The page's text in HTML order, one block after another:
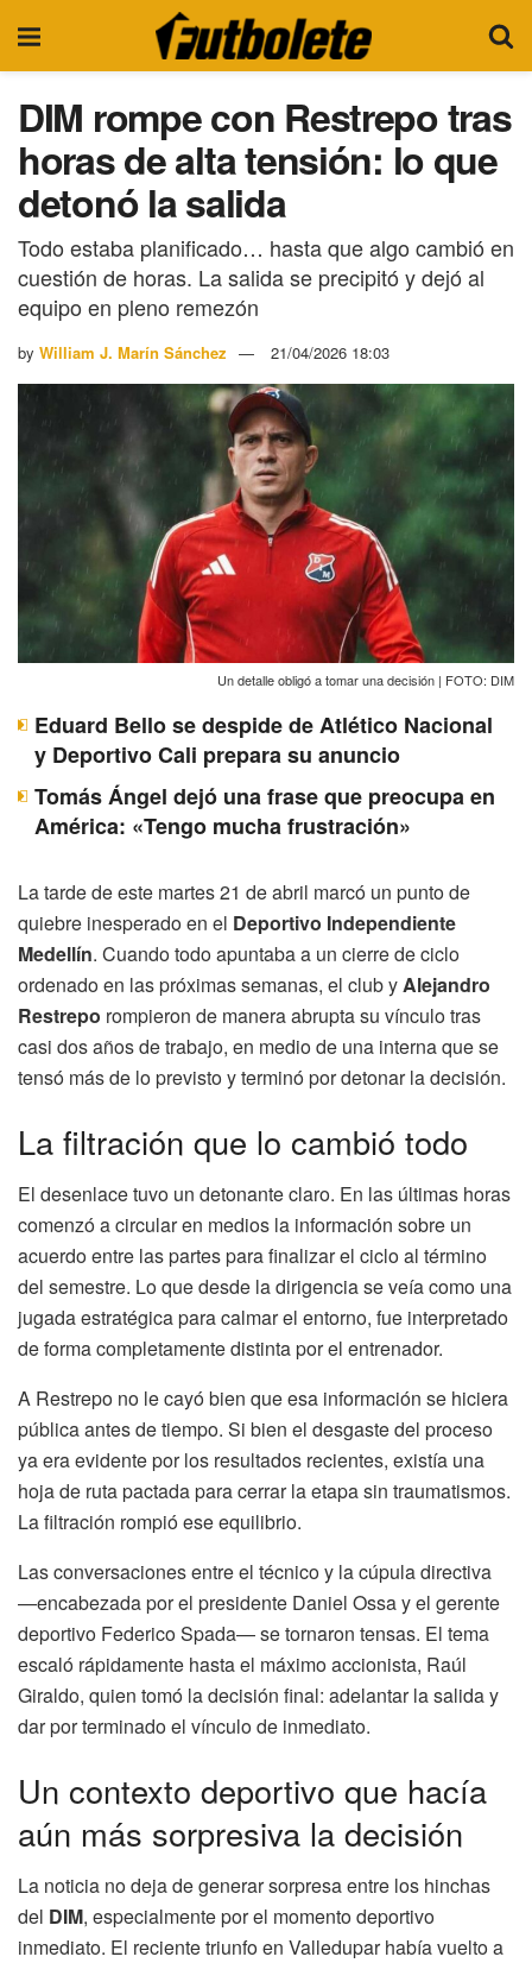
DIM rompe con Restrepo tras
horas de alta tensión: lo que
detonó la salida
Todo estaba planificado… hasta que algo cambió en
cuestión de horas. La salida se precipitó y dejó al
equipo en pleno remezón
by William J. Marín Sánchez 21/04/2026 18:03
Un detalle obligó a tomar una decisión | FOTO: DIM
Eduard Bello se despide de Atlético Nacional
y Deportivo Cali prepara su anuncio
Tomás Ángel dejó una frase que preocupa en
América: «Tengo mucha frustración»
La tarde de este martes 21 de abril marcó un punto de
quiebre inesperado en el Deportivo Independiente
Medellín. Cuando todo apuntaba a un cierre de ciclo
ordenado en las próximas semanas, el club yAlejandro
Restrepo rompieron de manera abrupta su vínculo tras
casi dos años de trabajo, en medio de una interna que se
tensó más de lo previsto y terminó por detonar la decisión.
La filtración que lo cambió todo
El desenlace tuvo un detonante claro. En las últimas horas
comenzó a circular en medios la información sobre un
acuerdo entre las partes para finalizar el ciclo al término
del semestre. Lo que desde la dirigencia se veía como una
jugada estratégica para calmar el entorno, fue interpretado
de forma completamente distinta por el entrenador.
A Restrepo no le cayó bien que esa información se hiciera
pública antes de tiempo. Si bien el desgaste del proceso
ya era evidente por los resultados recientes, existía una
hoja de ruta pactada para cerrar la etapa sin traumatismos.
La filtración rompió ese equilibrio.
Las conversaciones entre el técnico y la cúpula directiva
—encabezada por el presidente Daniel Ossa y el gerente
deportivo Federico Spada— se tornaron tensas. El tema
escaló rápidamente hasta el máximo accionista, Raúl
Giraldo, quien tomó la decisión final: adelantar la salida y
dar por terminado el vínculo de inmediato.
Un contexto deportivo que hacía
aún más sorpresiva la decisión
La noticia no deja de generar sorpresa entre los hinchas
del DIM, especialmente por el momento deportivo
inmediato. El reciente triunfo en Valledupar había vuelto a